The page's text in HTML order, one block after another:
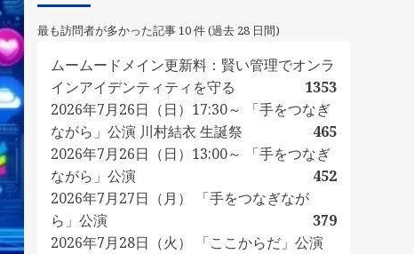
最も訪問者が多かった記事 10 件 (過去 28 日間)
ムームードメイン更新料：賢い管理でオンラ
インアイデンティティを守る
1353
2026年7月26日（日）17:30～ 「手をつなぎ
ながら」公演 川村結衣 生誕祭
465
2026年7月26日（日）13:00～ 「手をつなぎ
ながら」公演
452
2026年7月27日（月） 「手をつなぎなが
ら」公演
379
2026年7月28日（火） 「ここからだ」公演